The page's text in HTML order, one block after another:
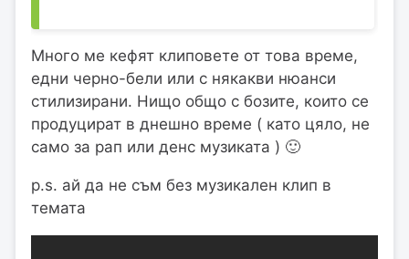
Много ме кефят клиповете от това време,
едни черно-бели или с някакви нюанси
стилизирани. Нищо общо с бозите, които се
продуцират в днешно време ( като цяло, не
само за рап или денс музиката ) 🙂
p.s. ай да не съм без музикален клип в
темата